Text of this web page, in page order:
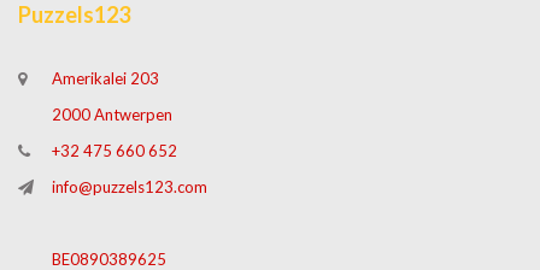
Puzzels123
Amerikalei 203
2000 Antwerpen
+32 475 660 652
info@puzzels123.com
BE0890389625